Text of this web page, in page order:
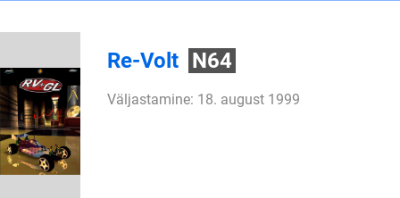
Re-Volt N64
Väljastamine: 18. august 1999